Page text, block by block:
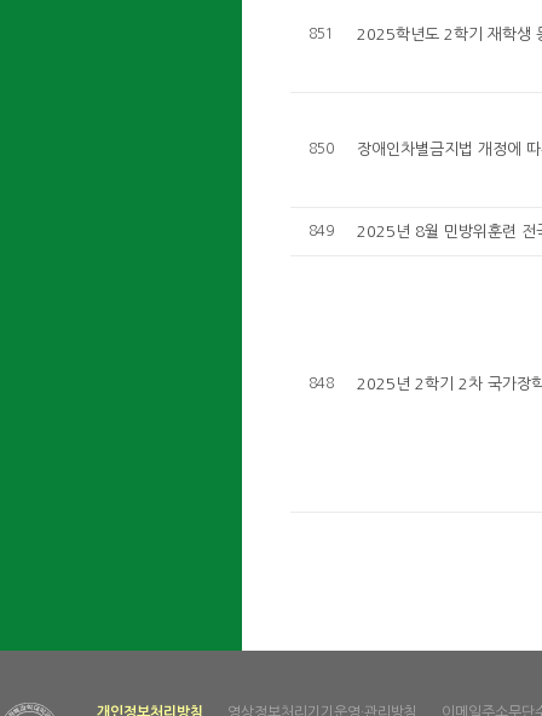
851 2025학년도 2학기 재학생
850 장애인차별금지법 개정에
849 2025년 8월 민방위훈련 전
848 2025년 2학기 2차 국가장
개인정보처리방침 영상정보처리기기운영·관리방침 이메일주소무단